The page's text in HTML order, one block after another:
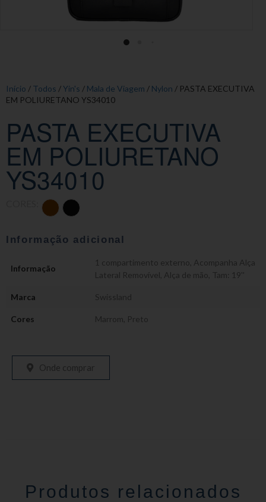
Início / Todos /Yin's / Mala de Viagem / Nylon / PASTA EXECUTIVA
EM POLIURETANO YS34010
PASTA EXECUTIVA
EM POLIURETANO
YS34010
Informação adicional
Informação
1 compartimento externo Acompanha Alça
Lateral Removível Alça de mão Tam: 19''
Marca Swissland
Cores Marrom Preto
Onde comprar
Produtos relacionados